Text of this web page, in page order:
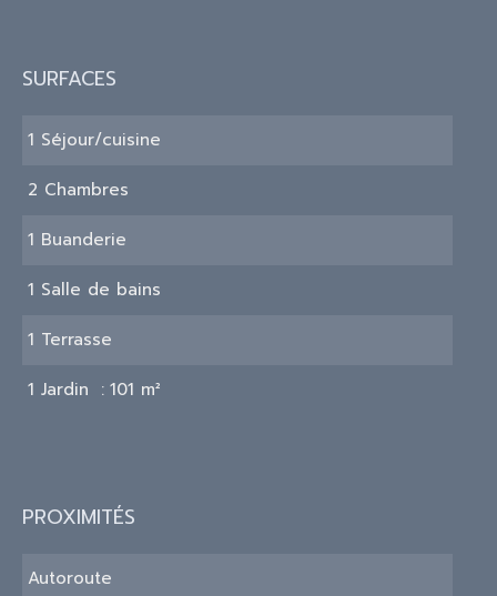
SURFACES
1 Séjour/cuisine
2 Chambres
1 Buanderie
1 Salle de bains
1 Terrasse
1 Jardin 101 m²
PROXIMITÉS
Autoroute